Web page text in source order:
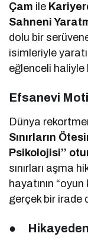
Çam ile
Sahneni
dolu bir
isimleriyle
eğlenceli haliyle
Efsanevi
Dünya
Sınırların
Psikolojisi’’
sınırları aşma
hayatının
gerçek bir irade
●